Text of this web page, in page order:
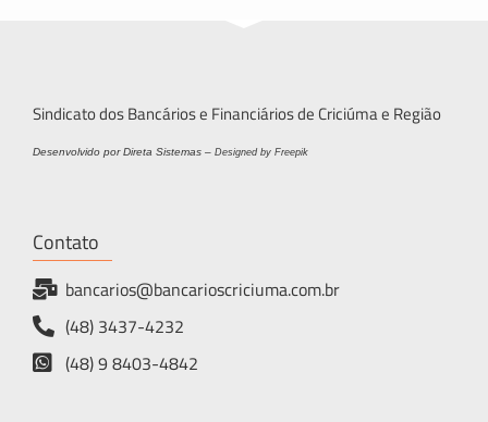
Sindicato dos Bancários e Financiários de Criciúma e Região
Desenvolvido por Direta Sistemas – Designed by Freepik
Contato
bancarios@bancarioscriciuma.com.br
(48) 3437-4232
(48) 9 8403-4842